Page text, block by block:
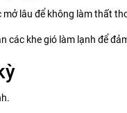
mở lâu để không làm thất
các khe gió làm lạnh để